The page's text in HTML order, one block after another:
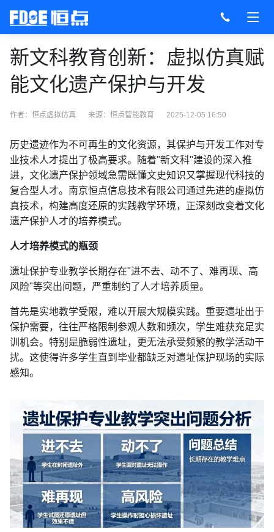
新文科教育创新：虚拟仿真赋
能文化遗产保护与开发
作者：恒点虚拟仿真 来源： 恒点智能教育 2025-12-05 16:50
历史遗迹作为不可再生的文化资源，其保护与开发工作对专
业技术人才提出了极高要求。随着"新文科"建设的深入推
进，文化遗产保护领域急需既懂文史知识又掌握现代科技的
复合型人才。南京恒点信息技术有限公司通过先进的虚拟仿
真技术，构建高度还原的实践教学环境，正深刻改变着文化
遗产保护人才的培养模式。
人才培养模式的瓶颈
遗址保护专业教学长期存在"进不去、动不了、难再现、高
风险"等突出问题，严重制约了人才培养质量。
首先是实地教学受限，难以开展大规模实践。重要遗址出于
保护需要，往往严格限制参观人数和频次，学生难获充足实
训机会。特别是脆弱性遗址，更无法承受频繁的教学活动干
扰。这使得许多学生直到毕业都缺乏对遗址保护现场的实际
感知。